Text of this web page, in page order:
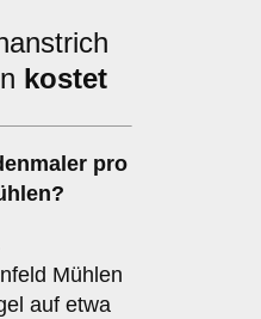
kostet
pro
Mühlen
auf etwa